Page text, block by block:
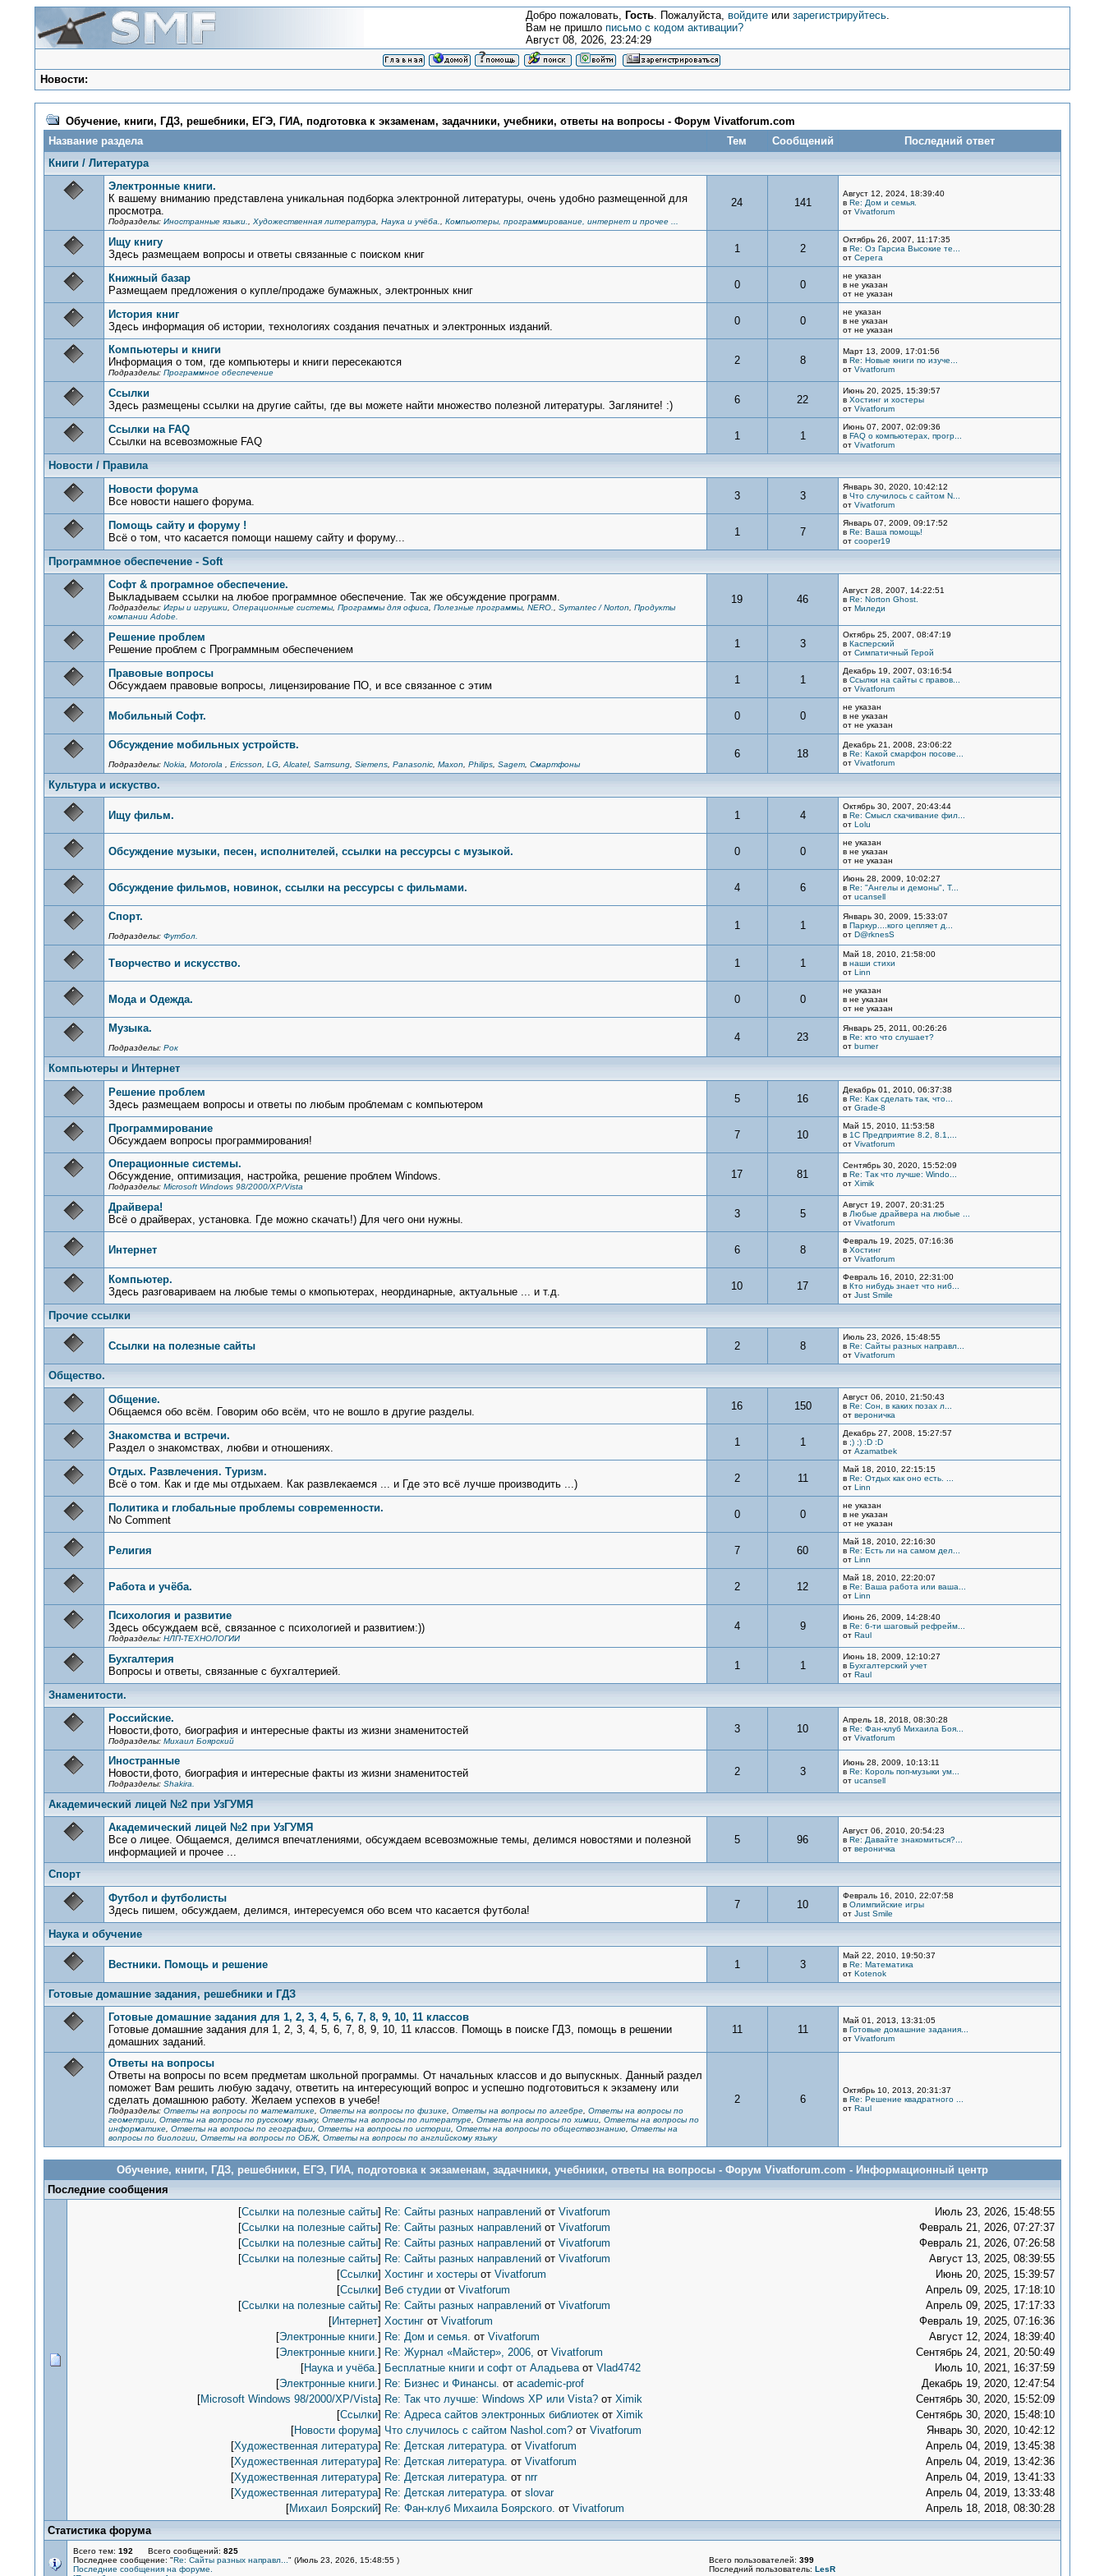
Добро пожаловать, Гость. Пожалуйста, войдитеили зарегистрируйтесь.
Вам не пришло письмо с кодом активации?
Август 08, 2026, 23:24:29
Новости:
Обучение, книги, ГДЗ, решебники, ЕГЭ, ГИА, подготовка к экзаменам, задачники, учебники, ответы на вопросы - Форум Vivatforum.com
Название раздела
Тем Сообщений
Последний ответ
Книги / Литература
Электронные книги.
К вашему вниманию представлена уникальная подборка электронной литературы, очень удобно размещенной для
просмотра.
Подразделы: Иностранные языки. Художественная литература Наука и учёба. Компьютеры, программирование, интернет и прочее ...
24 141
Август 12, 2024, 18:39:40
в Re: Дом и семья.
от Vivatforum
Ищу книгу
Здесь размещаем вопросы и ответы связанные с поиском книг
1 2
Октябрь 26, 2007, 11:17:35
в Re: Оз Гарсиа Высокие те...
от Серега
Книжный базар
Размещаем предложения о купле/продаже бумажных, электронных книг
0 0
не указан
в не указан
от не указан
История книг
Здесь информация об истории, технологиях создания печатных и электронных изданий.
0 0
не указан
в не указан
от не указан
Компьютеры и книги
Информация о том, где компьютеры и книги пересекаются
Подразделы: Программное обеспечение
2 8
Март 13, 2009, 17:01:56
в Re: Новые книги по изуче...
от Vivatforum
Ссылки
Здесь размещены ссылки на другие сайты, где вы можете найти множество полезной литературы. Загляните! :)
6 22
Июнь 20, 2025, 15:39:57
в Хостинг и хостеры
от Vivatforum
Ссылки на FAQ
Ссылки на всевозможные FAQ
1 1
Июнь 07, 2007, 02:09:36
в FAQ о компьютерах, прогр...
от Vivatforum
Новости / Правила
Новости форума
Все новости нашего форума.
3 3
Январь 30, 2020, 10:42:12
в Что случилось с сайтом N...
от Vivatforum
Помощь сайту и форуму !
Всё о том, что касается помощи нашему сайту и форуму...
1 7
Январь 07, 2009, 09:17:52
в Re: Ваша помощь!
от cooper19
Программное обеспечение - Soft
Софт & програмное обеспечение.
Выкладываем ссылки на любое программное обеспечение. Так же обсуждение программ.
Подразделы: Игры и игрушки, Операционные системы, Программы для офиса Полезные программы, NERO. Symantec / Norton
Продукты
компании Adobe.
19 46
Август 28, 2007, 14:22:51
в Re: Norton Ghost.
от Миледи
Решение проблем
Решение проблем с Программным обеспечением
1 3
Октябрь 25, 2007, 08:47:19
в Касперский
от Симпатичный Герой
Правовые вопросы
Обсуждаем правовые вопросы, лицензирование ПО, и все связанное с этим
1 1
Декабрь 19, 2007, 03:16:54
в Ссылки на сайты с правов...
от Vivatforum
Мобильный Софт. 0 0
не указан
в не указан
от не указан
Обсуждение мобильных устройств.
Подразделы: Nokia Motorola Ericsson LG, Alcatel, Samsung, Siemens, Panasonic, Maxon Philips, Sagem, Смартфоны
6 18
Декабрь 21, 2008, 23:06:22
в Re: Какой смарфон посове...
от Vivatforum
Культура и искуство.
Ищу фильм. 1 4
Октябрь 30, 2007, 20:43:44
в Re: Смысл скачивание фил...
от Lolu
Обсуждение музыки, песен, исполнителей, ссылки на рессурсы с музыкой. 0 0
не указан
в не указан
от не указан
Обсуждение фильмов, новинок, ссылки на рессурсы с фильмами. 4 6
Июнь 28, 2009, 10:02:27
в Re: "Ангелы и демоны", Т...
от ucansell
Спорт.
Подразделы: Футбол.
1 1
Январь 30, 2009, 15:33:07
в Паркур....кого цепляет д...
от D@rknesS
Творчество и искусство. 1 1
Май 18, 2010, 21:58:00
в наши стихи
от Linn
Мода и Одежда. 0 0
не указан
в не указан
от не указан
Музыка.
Подразделы: Рок
4 23
Январь 25, 2011, 00:26:26
в Re: кто что слушает?
от bumer
Компьютеры и Интернет
Решение проблем
Здесь размещаем вопросы и ответы по любым проблемам с компьютером
5 16
Декабрь 01, 2010, 06:37:38
в Re: Как сделать так, что...
от Grade-8
Программирование
Обсуждаем вопросы программирования!
7 10
Май 15, 2010, 11:53:58
в 1С Предприятие 8.2, 8.1,...
от Vivatforum
Операционные системы.
Обсуждение, оптимизация, настройка, решение проблем Windows.
Подразделы: Microsoft Windows 98/2000/XP/Vista
17 81
Сентябрь 30, 2020, 15:52:09
в Re: Так что лучше: Windo...
от Ximik
Драйвера!
Всё о драйверах, установка. Где можно скачать!) Для чего они нужны.
3 5
Август 19, 2007, 20:31:25
в Любые драйвера на любые ...
от Vivatforum
Интернет 6 8
Февраль 19, 2025, 07:16:36
в Хостинг
от Vivatforum
Компьютер.
Здесь разговариваем на любые темы о кмопьютерах, неординарные, актуальные ... и т.д.
10 17
Февраль 16, 2010, 22:31:00
в Кто нибудь знает что ниб...
от Just Smile
Прочие ссылки
Ссылки на полезные сайты 2 8
Июль 23, 2026, 15:48:55
в Re: Сайты разных направл...
от Vivatforum
Общество.
Общение.
Общаемся обо всём. Говорим обо всём, что не вошло в другие разделы.
16 150
Август 06, 2010, 21:50:43
в Re: Сон, в каких позах л...
от вероничка
Знакомства и встречи.
Раздел о знакомствах, любви и отношениях.
1 1
Декабрь 27, 2008, 15:27:57
в ;) ;) :D :D
от Azamatbek
Отдых. Развлечения. Туризм.
Всё о том. Как и где мы отдыхаем. Как развлекаемся ... и Где это всё лучше производить ...)
2 11
Май 18, 2010, 22:15:15
в Re: Отдых как оно есть. ...
от Linn
Политика и глобальные проблемы современности.
No Comment
0 0
не указан
в не указан
от не указан
Религия 7 60
Май 18, 2010, 22:16:30
в Re: Есть ли на самом дел...
от Linn
Работа и учёба. 2 12
Май 18, 2010, 22:20:07
в Re: Ваша работа или ваша...
от Linn
Психология и развитие
Здесь обсуждаем всё, связанное с психологией и развитием:))
Подразделы: НЛП-ТЕХНОЛОГИИ
4 9
Июнь 26, 2009, 14:28:40
в Re: 6-ти шаговый рефрейм...
от Raul
Бухгалтерия
Вопросы и ответы, связанные с бухгалтерией.
1 1
Июнь 18, 2009, 12:10:27
в Бухгалтерский учет
от Raul
Знаменитости.
Российские.
Новости,фото, биография и интересные факты из жизни знаменитостей
Подразделы: Михаил Боярский
3 10
Апрель 18, 2018, 08:30:28
в Re: Фан-клуб Михаила Боя...
от Vivatforum
Иностранные
Новости,фото, биография и интересные факты из жизни знаменитостей
Подразделы: Shakira.
2 3
Июнь 28, 2009, 10:13:11
в Re: Король поп-музыки ум...
от ucansell
Академический лицей №2 при УзГУМЯ
Академический лицей №2 при УзГУМЯ
Все о лицее. Общаемся, делимся впечатлениями, обсуждаем всевозможные темы, делимся новостями и полезной
информацией и прочее ...
5 96
Август 06, 2010, 20:54:23
в Re: Давайте знакомиться?...
от вероничка
Спорт
Футбол и футболисты
Здесь пишем, обсуждаем, делимся, интересуемся обо всем что касается футбола!
7 10
Февраль 16, 2010, 22:07:58
в Олимпийские игры
от Just Smile
Наука и обучение
Вестники. Помощь и решение 1 3
Май 22, 2010, 19:50:37
в Re: Математика
от Kotenok
Готовые домашние задания, решебники и ГДЗ
Готовые домашние задания для 1, 2, 3, 4, 5, 6, 7, 8, 9, 10, 11 классов
Готовые домашние задания для 1, 2, 3, 4, 5, 6, 7, 8, 9, 10, 11 классов. Помощь в поиске ГДЗ, помощь в решении
домашних заданий.
11 11
Май 01, 2013, 13:31:05
в Готовые домашние задания...
от Vivatforum
Ответы на вопросы
Ответы на вопросы по всем предметам школьной программы. От начальных классов и до выпускных. Данный раздел
поможет Вам решить любую задачу, ответить на интересующий вопрос и успешно подготовиться к экзамену или
сделать домашнюю работу. Желаем успехов в учебе!
Подразделы: Ответы на вопросы по математике, Ответы на вопросы по физике, Ответы на вопросы по алгебре, Ответы на вопросы по
геометрии, Ответы на вопросы по русскому языку, Ответы на вопросы по литературе, Ответы на вопросы по химии, Ответы на вопросы по
информатике, Ответы на вопросы по географии, Ответы на вопросы по истории, Ответы на вопросы по обществознанию, Ответы на
вопросы по биологии, Ответы на вопросы по ОБЖ, Ответы на вопросы по английскому языку
2 6
Октябрь 10, 2013, 20:31:37
в Re: Решение квадратного ...
от Raul
Обучение, книги, ГДЗ, решебники, ЕГЭ, ГИА, подготовка к экзаменам, задачники, учебники, ответы на вопросы - Форум Vivatforum.com - Информационный центр
Последние сообщения
[Ссылки на полезные сайты] Re: Сайты разных направленийот Vivatforum
Июль 23, 2026, 15:48:55
[Ссылки на полезные сайты] Re: Сайты разных направленийот Vivatforum
Февраль 21, 2026, 07:27:37
[Ссылки на полезные сайты] Re: Сайты разных направленийот Vivatforum
Февраль 21, 2026, 07:26:58
[Ссылки на полезные сайты] Re: Сайты разных направленийот Vivatforum
Август 13, 2025, 08:39:55
[Ссылки] Хостинг и хостерыот Vivatforum
Июнь 20, 2025, 15:39:57
[Ссылки] Веб студииот Vivatforum
Апрель 09, 2025, 17:18:10
[Ссылки на полезные сайты] Re: Сайты разных направленийот Vivatforum
Апрель 09, 2025, 17:17:33
[Интернет] Хостингот Vivatforum
Февраль 19, 2025, 07:16:36
[Электронные книги.] Re: Дом и семья. от Vivatforum
Август 12, 2024, 18:39:40
[Электронные книги.] Re: Журнал «Майстер», 2006, от Vivatforum
Сентябрь 24, 2021, 20:50:49
[Наука и учёба.] Бесплатные книги и софт от Аладьеваот Vlad4742
Июль 10, 2021, 16:37:59
[Электронные книги.] Re: Бизнес и Финансы. от academic-prof
Декабрь 19, 2020, 12:47:54
[Microsoft Windows 98/2000/XP/Vista] Re: Так что лучше: Windows XP или Vista?от Ximik
Сентябрь 30, 2020, 15:52:09
[Ссылки] Re: Адреса сайтов электронных библиотекот Ximik
Сентябрь 30, 2020, 15:48:10
[Новости форума] Что случилось с сайтом Nashol.com?от Vivatforum
Январь 30, 2020, 10:42:12
[Художественная литература] Re: Детская литература. от Vivatforum
Апрель 04, 2019, 13:45:38
[Художественная литература] Re: Детская литература. от Vivatforum
Апрель 04, 2019, 13:42:36
[Художественная литература] Re: Детская литература. от nrr
Апрель 04, 2019, 13:41:33
[Художественная литература] Re: Детская литература. от slovar
Апрель 04, 2019, 13:33:48
[Михаил Боярский] Re: Фан-клуб Михаила Боярского. от Vivatforum
Апрель 18, 2018, 08:30:28
Статистика форума
Всего тем: 192 Всего сообщений: 825
Последнее сообщение: "Re: Сайты разных направл... " (Июль 23, 2026, 15:48:55 )
Последние сообщения на форуме.
Всего пользователей: 399
Последний пользователь: LesR